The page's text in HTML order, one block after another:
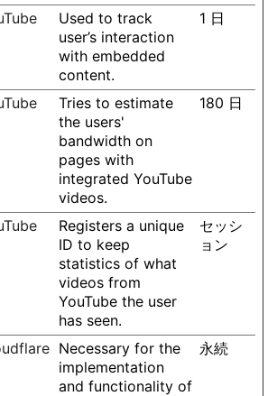
Used to track
user’s interaction
with embedded
content.
1 日
Tries to estimate
the users'
bandwidth on
pages with
integrated YouTube
videos.
180 日
Registers a unique
ID to keep
statistics of what
videos from
YouTube the user
has seen.
セッシ
ョン
Necessary for the
implementation
and functionality of
永続